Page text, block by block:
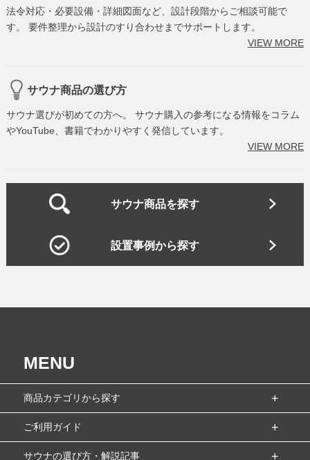
法令対応・必要設備・詳細図面など、設計段階からご相談可能で
す。 要件整理から設計のすり合わせまでサポートします。
VIEW MORE
サウナ商品の選び方
サウナ選びが初めての方へ。 サウナ購入の参考になる情報をコラム
やYouTube、書籍でわかりやすく発信しています。
VIEW MORE
サウナ商品を探す
設置事例から探す
MENU
商品カテゴリから探す
ご利用ガイド
サウナの選び方・解説記事